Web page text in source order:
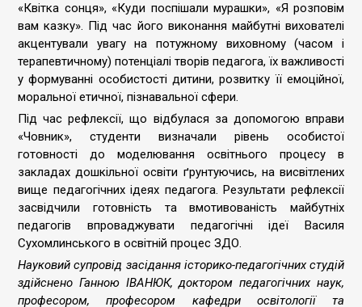
«Квітка сонця», «Куди поспішали мурашки», «Я розповім
вам казку». Під час його виконання майбутні вихователі
акцентували увагу на потужному виховному (часом і
терапевтичному) потенціалі творів педагога, їх важливості
у формуванні особистості дитини, розвитку її емоційної,
моральної етичної, пізнавальної сфери.
Під час рефлексії, що відбулася за допомогою вправи
«Човник», студенти визначали рівень особистої
готовності до моделювання освітнього процесу в
закладах дошкільної освіти ґрунтуючись, на висвітлених
вище педагогічних ідеях педагога. Результати рефлексії
засвідчили готовність та вмотивованість майбутніх
педагогів впроваджувати педагогічні ідеї Василя
Сухомлинського в освітній процес ЗДО.
Науковий супровід засідання історико-педагогічних студій
здійснено Ганною ІВАНЮК, доктором педагогічних наук,
професором, професором кафедри освітології та